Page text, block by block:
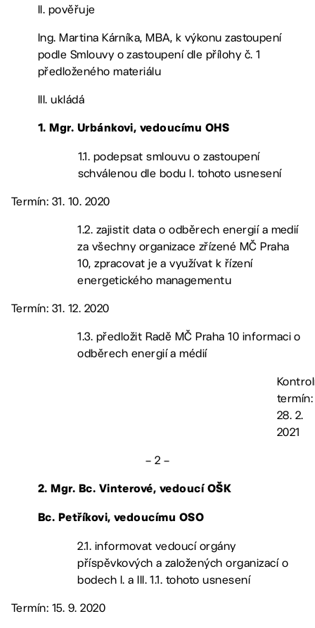
II. pověřuje
Ing. Martina Kárníka, MBA, k výkonu zastoupení
podle Smlouvy o zastoupení dle přílohy č. 1
předloženého materiálu
III. ukládá
1. Mgr. Urbánkovi, vedoucímu OHS
1.1. podepsat smlouvu o zastoupení
schválenou dle bodu I. tohoto usnesení
Termín: 31. 10. 2020
1.2. zajistit data o odběrech energií a medií
za všechny organizace zřízené MČ Praha
10, zpracovat je a využívat k řízení
energetického managementu
Termín: 31. 12. 2020
1.3. předložit Radě MČ Praha 10 informaci o
odběrech energií a médií
termín:
28. 2.
2021
– 2 –
2. Mgr. Bc. Vinterové, vedoucí OŠK
Bc. Petříkovi, vedoucímu OSO
2.1. informovat vedoucí orgány
příspěvkových a založených organizací o
bodech I. a III. 1.1. tohoto usnesení
Termín: 15. 9. 2020